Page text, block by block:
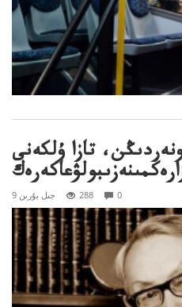
تازا ۇلكەنى
9 جىل بۇرىن 288 0